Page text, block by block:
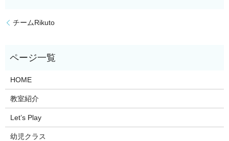
チームRikuto
HOME
教室紹介
Let’s Play
幼児クラス